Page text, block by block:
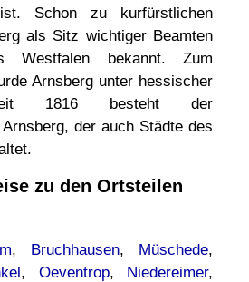
Schon zu kurfürstlichen
als Sitz wichtiger Beamten
Westfalen bekannt. Zum
Arnsberg unter hessischer
1816 besteht der
der auch Städte des
zu den Ortsteilen
, Bruchhausen, Müschede,
, Oeventrop, Niedereimer,